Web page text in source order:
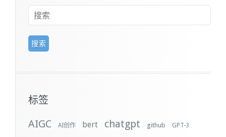
标签
AIGC
AI创作 bert chatgpt github GPT-3